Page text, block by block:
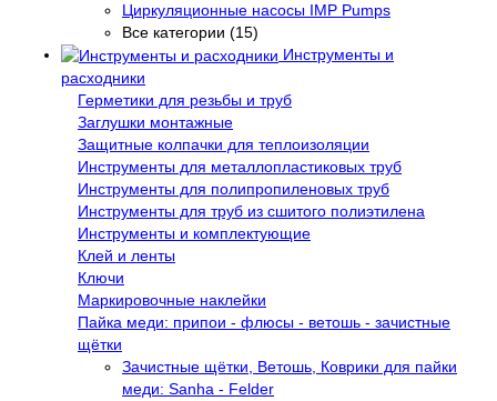
Циркуляционные насосы IMP Pumps
Все категории (15)
Инструменты и
расходники
Герметики для резьбы и труб
Заглушки монтажные
Защитные колпачки для теплоизоляции
Инструменты для металлопластиковых труб
Инструменты для полипропиленовых труб
Инструменты для труб из сшитого полиэтилена
Инструменты и комплектующие
Клей и ленты
Ключи
Маркировочные наклейки
Пайка меди: припои - флюсы - ветошь - зачистные
щётки
Зачистные щётки, Ветошь, Коврики для пайки
меди: Sanha - Felder